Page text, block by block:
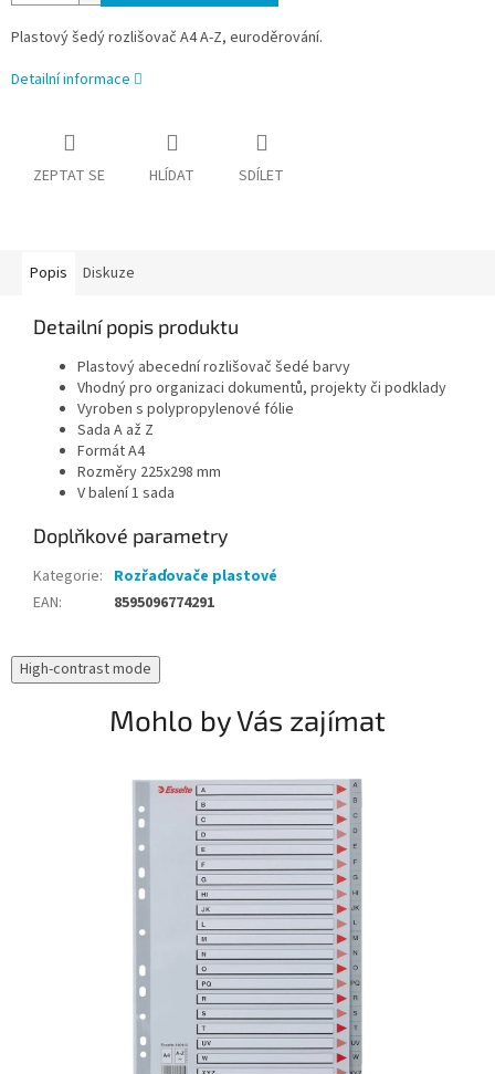
Plastový šedý rozlišovač A4 A-Z, euroděrování.
Detailní informace
ZEPTAT SE HLÍDAT SDÍLET
Popis Diskuze
Detailní popis produktu
Plastový abecední rozlišovač šedé barvy
Vhodný pro organizaci dokumentů, projekty či podklady
Vyroben s polypropylenové fólie
Sada A až Z
Formát A4
Rozměry 225x298 mm
V balení 1 sada
Doplňkové parametry
Kategorie: Rozřaďovače plastové
EAN: 8595096774291
High-contrast mode
Mohlo by Vás zajímat